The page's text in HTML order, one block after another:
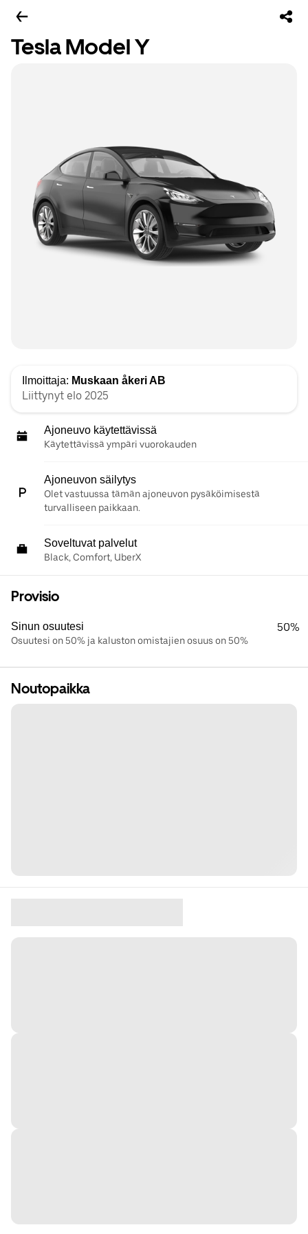
Tesla Model Y
Ilmoittaja: Muskaan åkeri AB
Liittynyt elo 2025
Ajoneuvo käytettävissä
Käytettävissä ympäri vuorokauden
Ajoneuvon säilytys
Olet vastuussa tämän ajoneuvon pysäköimisestä
turvalliseen paikkaan.
Soveltuvat palvelut
Black, Comfort, UberX
Provisio
Sinun osuutesi
Osuutesi on 50% ja kaluston omistajien osuus on 50%
50%
Noutopaikka